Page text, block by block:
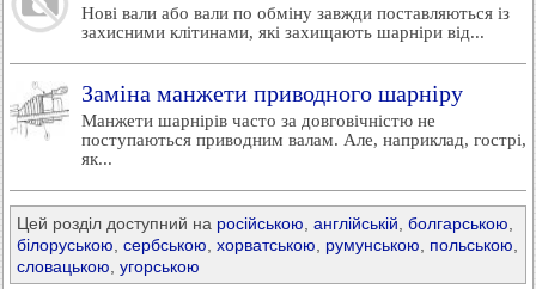
Нові вали або вали по обміну завжди поставляються із
захисними клітинами, які захищають шарніри від...
Заміна манжети приводного шарніру
Манжети шарнірів часто за довговічністю не
поступаються приводним валам. Але, наприклад, гострі,
як...
Цей розділ доступний на російською англійській болгарською
білоруською сербською хорватською румунською польською
словацькою угорською